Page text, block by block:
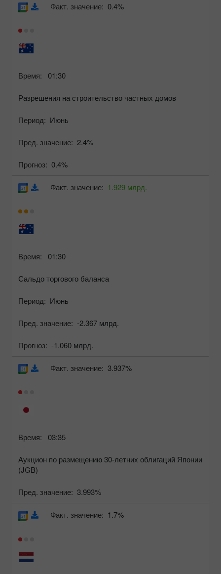
Время: 01:30
Разрешения на строительство частных домов
Период: Июнь
Пред. значение: 2.4%
Прогноз: 0.4%
Факт. значение: 0.4%
Время: 01:30
Сальдо торгового баланса
Период: Июнь
Пред. значение: -2.367 млрд.
Прогноз: -1.060 млрд.
Факт. значение: 1.929 млрд.
Время: 03:35
Аукцион по размещению 30-летних облигаций Японии
(JGB)
Пред. значение: 3.993%
Факт. значение: 3.937%
Факт. значение: 1.7%